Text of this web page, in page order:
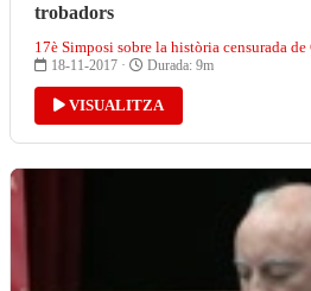
trobadors
17è Simposi sobre la història censurada
18-11-2017 · Durada: 9m
VISUALITZA